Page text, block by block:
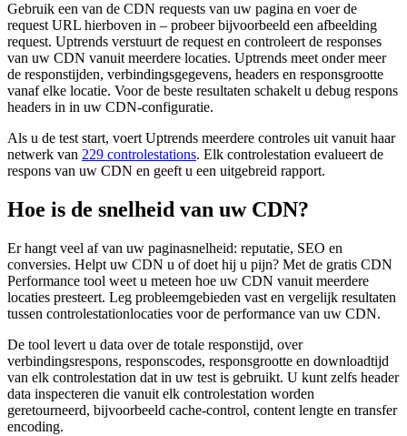
Gebruik een van de CDN requests van uw pagina en voer de
request URL hierboven in – probeer bijvoorbeeld een afbeelding
request. Uptrends verstuurt de request en controleert de responses
van uw CDN vanuit meerdere locaties. Uptrends meet onder meer
de responstijden, verbindingsgegevens, headers en responsgrootte
vanaf elke locatie. Voor de beste resultaten schakelt u debug respons
headers in in uw CDN-configuratie.
Als u de test start, voert Uptrends meerdere controles uit vanuit haar
netwerk van 229 controlestations. Elk controlestation evalueert de
respons van uw CDN en geeft u een uitgebreid rapport.
Hoe is de snelheid van uw CDN?
Er hangt veel af van uw paginasnelheid: reputatie, SEO en
conversies. Helpt uw CDN u of doet hij u pijn? Met de gratis CDN
Performance tool weet u meteen hoe uw CDN vanuit meerdere
locaties presteert. Leg probleemgebieden vast en vergelijk resultaten
tussen controlestationlocaties voor de performance van uw CDN.
De tool levert u data over de totale responstijd, over
verbindingsrespons, responscodes, responsgrootte en downloadtijd
van elk controlestation dat in uw test is gebruikt. U kunt zelfs header
data inspecteren die vanuit elk controlestation worden
geretourneerd, bijvoorbeeld cache-control, content lengte en transfer
encoding.